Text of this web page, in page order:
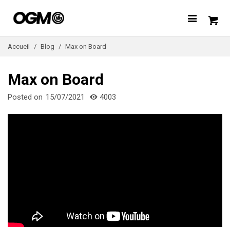
Accueil / Blog / Max on Board
Max on Board
Posted on 15/07/2021 4003